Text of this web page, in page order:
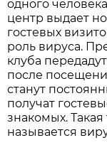
одного
центр выдает
гостевых
роль вируса.
клуба
после
станут
получат
знакомых.
называется